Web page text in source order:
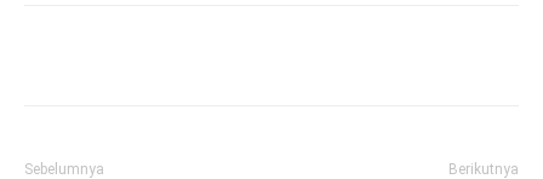
Sebelumnya Berikutnya